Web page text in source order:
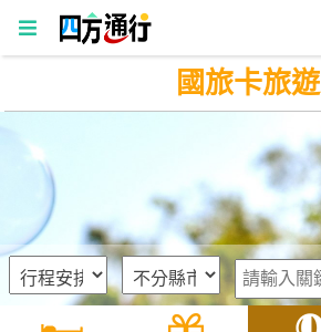
四
通
房
國旅卡旅遊